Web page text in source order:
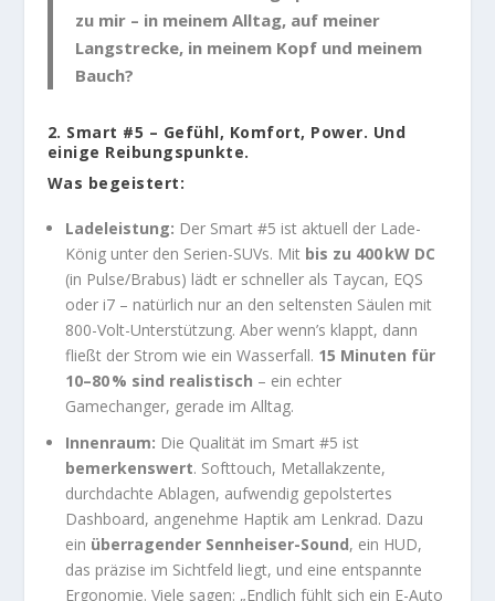
zu mir – in meinem Alltag, auf meiner
Langstrecke, in meinem Kopf und meinem
Bauch?
2. Smart #5 – Gefühl, Komfort, Power. Und
einige Reibungspunkte.
Was begeistert:
Ladeleistung: Der Smart #5 ist aktuell der Lade-
König unter den Serien-SUVs. Mit bis zu 400 kW DC
(in Pulse/Brabus) lädt er schneller als Taycan, EQS
oder i7 – natürlich nur an den seltensten Säulen mit
800-Volt-Unterstützung. Aber wenn’s klappt, dann
fließt der Strom wie ein Wasserfall. 15 Minuten für
10–80 % sind realistisch – ein echter
Gamechanger, gerade im Alltag.
Innenraum: Die Qualität im Smart #5 ist
bemerkenswert. Softtouch, Metallakzente,
durchdachte Ablagen, aufwendig gepolstertes
Dashboard, angenehme Haptik am Lenkrad. Dazu
ein überragender Sennheiser-Sound, ein HUD,
das präzise im Sichtfeld liegt, und eine entspannte
Ergonomie. Viele sagen: „Endlich fühlt sich ein E-Auto